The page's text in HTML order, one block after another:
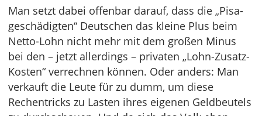
Man setzt dabei offenbar darauf, dass die „Pisa-
geschädigten“ Deutschen das kleine Plus beim
Netto-Lohn nicht mehr mit dem großen Minus
bei den – jetzt allerdings – privaten „Lohn-Zusatz-
Kosten“ verrechnen können. Oder anders: Man
verkauft die Leute für zu dumm, um diese
Rechentricks zu Lasten ihres eigenen Geldbeutels